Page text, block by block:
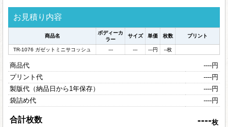
お見積り内容
商品名
ボディーカ
ラー
サイズ 単価 枚数 プリント
TR-1076 ガゼットミニサコッシュ --- --- ---円 --枚
商品代 ----円
プリント代
----円
製版代（納品日から1年保存）
----円
袋詰め代
----円
合計枚数 ----枚